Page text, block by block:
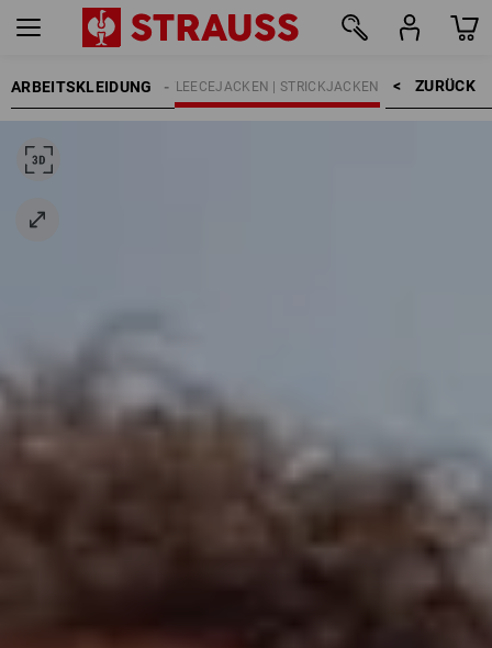
ARBEITSKLEIDUNG ZURÜCK    >
FLEECEJACKEN | STRICKJACKEN
ARBEITSJACKEN